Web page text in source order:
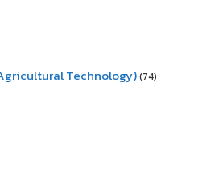
Technology)(74)